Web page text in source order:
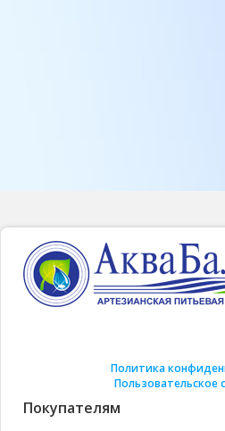
Политика
Пользовательское
Покупателям